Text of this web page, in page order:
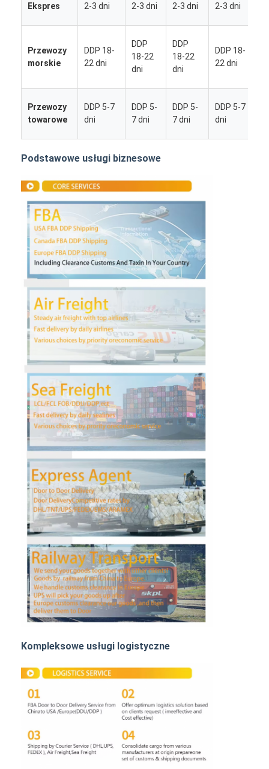
Dom
Produkty
O nas
Wycieczka po fabryce
Kontrola jakości
Skontaktuj się z nami
Rozmawiaj teraz.
Spedycja Międzynarodowa
Spedycja lotnicza
Fracht morski
Dostawa DDP z Chin
ekspresowa WYSYŁKA
Transport kolejowy
Wyślij do Amazonu
Transport ciężarowy
Usługa magazynowania
Ekspres 2-3 dni 2-3 dni 2-3 dni 2-3 dni
Przewozy
morskie
DDP 18-
22 dni
DDP
18-22
dni
DDP
18-22
dni
DDP 18-
22 dni
Przewozy
towarowe
DDP 5-7
dni
DDP 5-
7 dni
DDP 5-
7 dni
DDP 5-7
dni
Podstawowe usługi biznesowe
Kompleksowe usługi logistyczne